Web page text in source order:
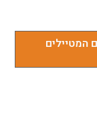
המטיילים